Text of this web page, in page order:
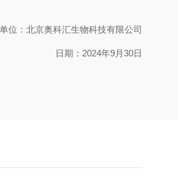
单位：北京奥科汇生物科技有限公司
日期：2024年9月30日